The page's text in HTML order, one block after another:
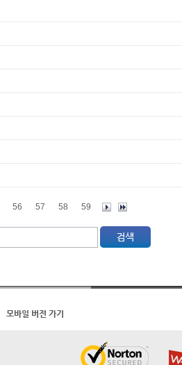
56 57 58 59
모바일 버전 가기